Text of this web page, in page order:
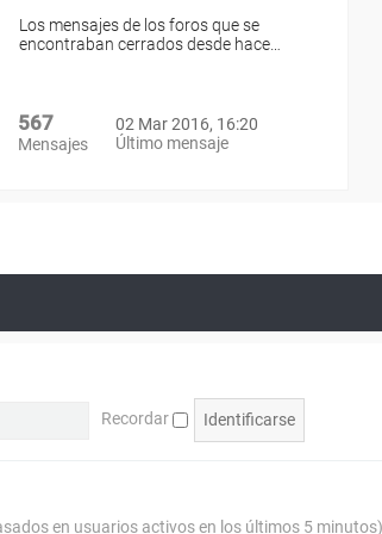
Los mensajes de los foros que se
encontraban cerrados desde hace…
567
Mensajes
02 Mar 2016, 16:20
Último mensaje
Recordar
en usuarios activos en los últimos 5 minutos)